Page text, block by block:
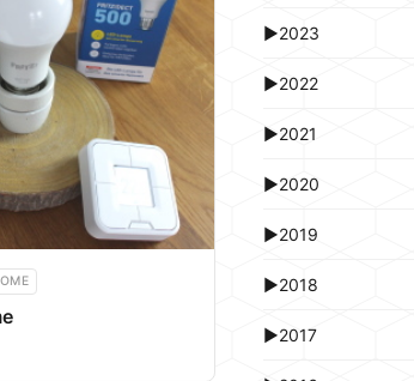
►2023
►2022
►2021
►2020
►2019
►2018
►2017